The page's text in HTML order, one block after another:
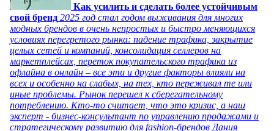
Как усилить и сделать более устойчивым
свой бренд 2025 год стал годом выживания для многих
модных брендов в очень непростых и быстро меняющихся
условиях перегретого рынка: падение трафика, закрытие
целых сетей и компаний, консолидация селлеров на
маркетплейсах, переток покупательского трафика из
офлайна в онлайн – все эти и другие факторы влияли на
всех и особенно на слабых, на тех, кто переживал те или
иные проблемы. Рынок перешел к сберегательному
потреблению. Кто-то считает, что это кризис, а наш
эксперт - бизнес-консультант по управлению продажами и
стратегическому развитию для fashion-брендов Дания